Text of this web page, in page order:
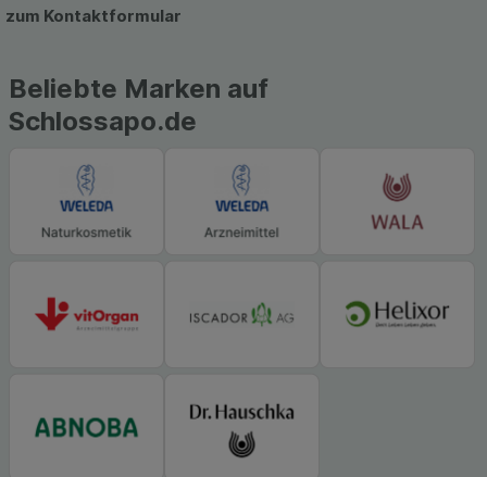
zum Kontaktformular
Beliebte Marken auf
Schlossapo.de